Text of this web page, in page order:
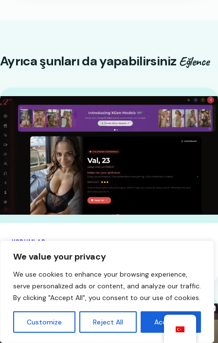
We value your privacy
We use cookies to enhance your browsing experience,
serve personalized ads or content, and analyze our traffic.
By clicking "Accept All", you consent to our use of cookies.
Customize Reject All Accept All
Ayrıca şunları da yapabilirsiniz Eğlence
YORUMLAR
Xotic Yapay Zekası ile Diğer Yapay Zeka